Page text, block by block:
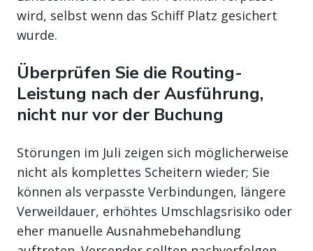
wird, selbst wenn das Schiff Platz gesichert
wurde.
Überprüfen Sie die Routing-
Leistung nach der Ausführung,
nicht nur vor der Buchung
Störungen im Juli zeigen sich möglicherweise
nicht als komplettes Scheitern wieder; Sie
können als verpasste Verbindungen, längere
Verweildauer, erhöhtes Umschlagsrisiko oder
eher manuelle Ausnahmebehandlung